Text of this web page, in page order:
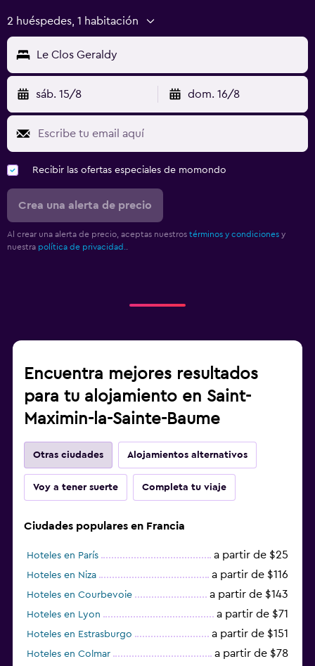
2 huéspedes, 1 habitación
Le Clos Geraldy
sáb. 15/8 dom. 16/8
Recibir las ofertas especiales de momondo
Crea una alerta de precio
Al crear una alerta de precio, aceptas nuestros términos y condiciones y
nuestra política de privacidad.
Encuentra mejores resultados
para tu alojamiento en Saint-
Maximin-la-Sainte-Baume
Otras ciudades Alojamientos alternativos
Voy a tener suerte Completa tu viaje
Ciudades populares en Francia
Hoteles en París a partir de $25
Hoteles en Niza a partir de $116
Hoteles en Courbevoie a partir de $143
Hoteles en Lyon a partir de $71
Hoteles en Estrasburgo a partir de $151
Hoteles en Colmar a partir de $78